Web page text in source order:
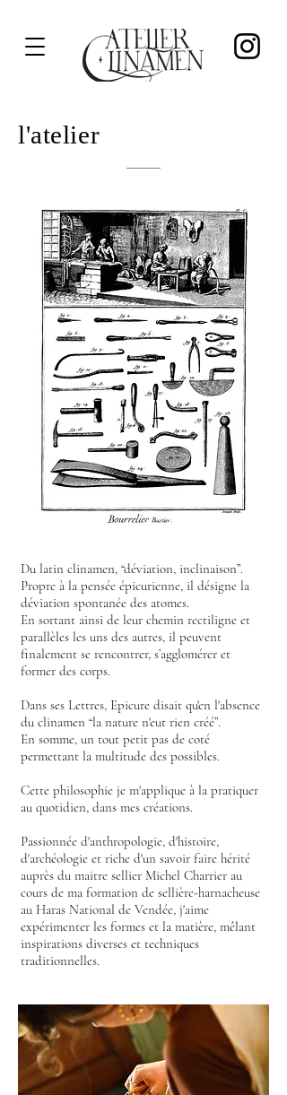
l'atelier
Du latin clinamen, “déviation, inclinaison”.
Propre à la pensée épicurienne, il désigne la
déviation spontanée des atomes.
En sortant ainsi de leur chemin rectiligne et
parallèles les uns des autres, il peuvent
finalement se rencontrer, s’agglomérer et
former des corps.
Dans ses Lettres, Epicure disait qu'en l'absence
du clinamen “la nature n'eut rien créé”.
En somme, un tout petit pas de coté
permettant la multitude des possibles.
​Cette philosophie je m'applique à la pratiquer
au quotidien, dans mes créations.
Passionnée d'anthropologie, d'histoire,
d'archéologie et riche d'un savoir faire hérité
auprès du maitre sellier Michel Charrier au
cours de ma formation de sellière-harnacheuse
au Haras National de Vendée, j'aime
expérimenter les formes et la matière, mêlant
inspirations diverses et techniques
traditionnelles.